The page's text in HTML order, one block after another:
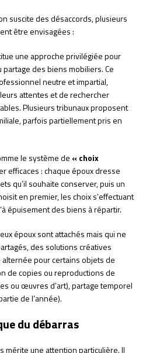
suscite des désaccords, plusieurs
être envisagées :
une approche privilégiée pour
des biens mobiliers. Ce
neutre et impartial,
attentes et de rechercher
Plusieurs tribunaux proposent
parfois partiellement pris en
le système de « choix
efficaces : chaque époux dresse
qu’il souhaite conserver, puis un
en premier, les choix s’effectuant
épuisement des biens à répartir.
époux sont attachés mais qui ne
des solutions créatives
pour certains objets de
de copies ou reproductions de
ou œuvres d’art), partage temporel
de l’année).
du débarras
mérite une attention particulière. Il